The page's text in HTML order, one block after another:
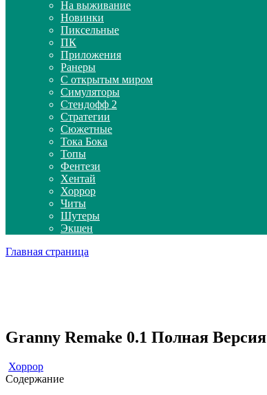
На выживание
Новинки
Пиксельные
ПК
Приложения
Ранеры
С открытым миром
Симуляторы
Стендофф 2
Стратегии
Сюжетные
Тока Бока
Топы
Фентези
Хентай
Хоррор
Читы
Шутеры
Экшен
Главная страница
Granny Remake 0.1 Полная Версия
Хоррор
Содержание